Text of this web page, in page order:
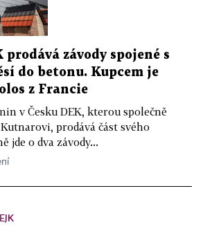
závody spojené s
do betonu. Kupcem je
z Francie
v Česku DEK, kterou společně
prodává část svého
jde o dva závody...